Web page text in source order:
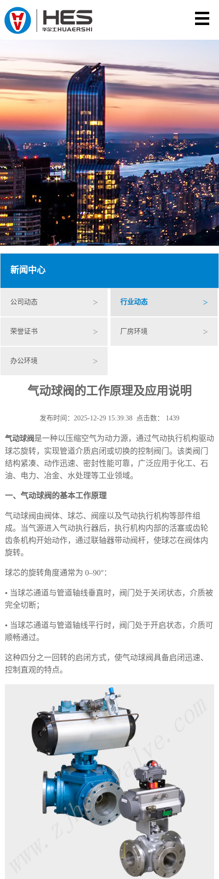
新闻中心
公司动态 > 行业动态 >
荣誉证书 > 厂房环境 >
办公环境 >
气动球阀的工作原理及应用说明
发布时间：2025-12-29 15:39:38 点击数： 1439
气动球阀是一种以压缩空气为动力源，通过气动执行机构驱动
球芯旋转，实现管道介质启闭或切换的控制阀门。该类阀门
结构紧凑、动作迅速、密封性能可靠，广泛应用于化工、石
油、电力、冶金、水处理等工业领域。
一、气动球阀的基本工作原理
气动球阀由阀体、球芯、阀座以及气动执行机构等部件组
成。当气源进入气动执行器后，执行机构内部的活塞或齿轮
齿条机构开始动作，通过联轴器带动阀杆，使球芯在阀体内
旋转。
球芯的旋转角度通常为 0–90°：
• 当球芯通道与管道轴线垂直时，阀门处于关闭状态，介质被
完全切断；
• 当球芯通道与管道轴线平行时，阀门处于开启状态，介质可
顺畅通过。
这种四分之一回转的启闭方式，使气动球阀具备启闭迅速、
控制直观的特点。